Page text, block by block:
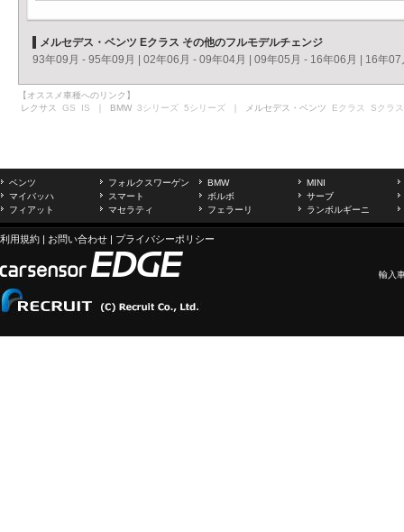
メルセデス・ベンツ Eクラス その他のフルモデルチェンジ
93年09月 - 95年09月
02年06月 - 09年04月 09年05月 - 16年06月 16年07
【オススメ車種へのリンク】
レクサス GS IS ｜ BMW 3シリーズ 5シリーズ ｜ メルセデス・ベンツ Eクラス Sクラス
ベンツ フォルクスワーゲン BMW
MINI
マイバッハ
スマート ボルボ
サーブ
フィアット
マセラティ フェラーリ ランボルギーニ
利用規約 | お問い合わせ | プライバシーポリシー
輸入